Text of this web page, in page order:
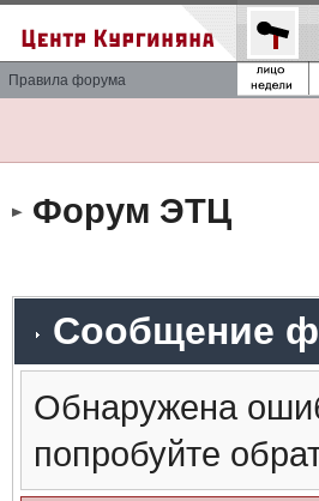
Правила форума
Форум ЭТЦ
Сообщение
Обнаружена
попробуйте